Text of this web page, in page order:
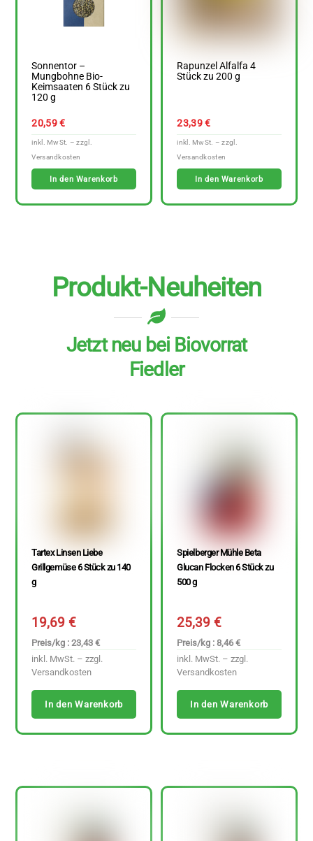
Sonnentor –
Mungbohne Bio-
Keimsaaten 6 Stück zu
120 g
20,59€
In den Warenkorb
Rapunzel Alfalfa 4
Stück zu 200 g
23,39€
In den Warenkorb
Produkt-Neuheiten
Jetzt neu bei Biovorrat
Fiedler
Tartex Linsen Liebe
Grillgemüse 6 Stück zu 140
g
19,69€
Preis/kg : 23,43 €
inkl. MwSt. – zzgl.
Versandkosten
In den Warenkorb
Spielberger Mühle Beta
Glucan Flocken 6 Stück zu
500 g
25,39€
Preis/kg : 8,46 €
inkl. MwSt. – zzgl.
Versandkosten
In den Warenkorb